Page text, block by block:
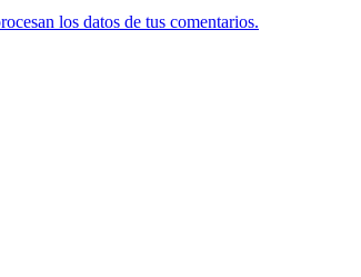
los datos de tus comentarios.